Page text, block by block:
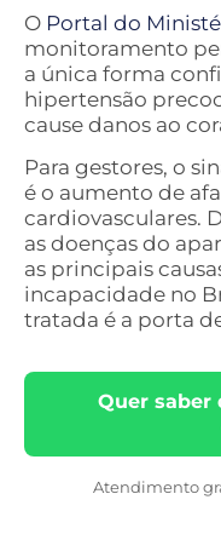
O Portal do
monitoramento
a única forma
hipertensão
cause danos ao
Para gestores, o
é o aumento de
cardiovasculares.
as doenças do
as principais
incapacidade no
tratada é a porta
Quer saber
Atendimento